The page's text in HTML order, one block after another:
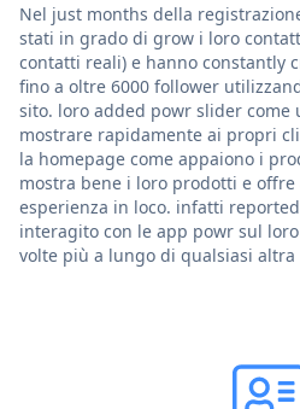
Nel just months della
stati in grado di grow i loro
contatti reali) e hanno constantly
fino a oltre 6000 follower
sito. loro added powr slider come
mostrare rapidamente ai propri
la homepage come appaiono i
mostra bene i loro prodotti e
esperienza in loco. infatti
interagito con le app powr sul
volte più a lungo di qualsiasi